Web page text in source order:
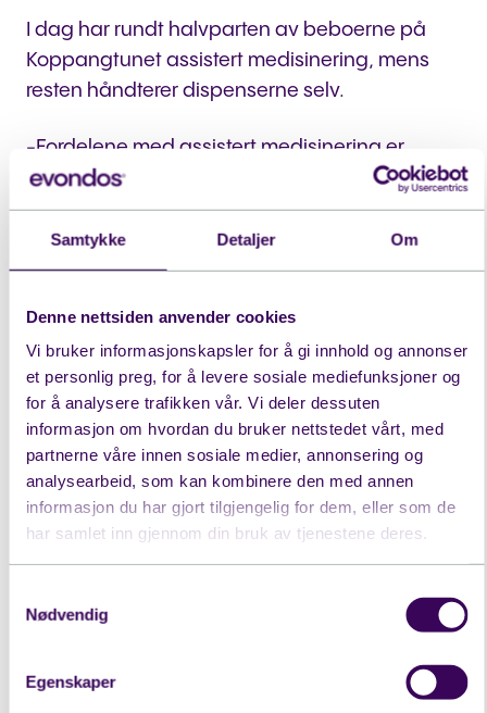
Samtykke Detaljer Om
Denne nettsiden anvender cookies
Vi bruker informasjonskapsler for å gi innhold og annonser
et personlig preg, for å levere sosiale mediefunksjoner og
for å analysere trafikken vår. Vi deler dessuten
informasjon om hvordan du bruker nettstedet vårt, med
partnerne våre innen sosiale medier, annonsering og
analysearbeid, som kan kombinere den med annen
informasjon du har gjort tilgjengelig for dem, eller som de
har samlet inn gjennom din bruk av tjenestene deres.
Nødvendig
Egenskaper
I dag har rundt halvparten av beboerne på
Koppangtunet assistert medisinering, mens
resten håndterer dispenserne selv.
-Fordelene med assistert medisinering er
mange. For ansatte betyr det mindre stress,
færre feil og et mer forutsigbart arbeid. For
brukerne betyr det trygghet i at de får riktig
medisin til riktig tid. Vi får varsler på
gjør at vi kan følge opp umiddelbart. Det gir
oss en trygghet i hverdagen, sier Laila.
Evondos medisindispenser: En naturlig del av
tjenesten
I Eidskog er elektronisk medisineringsstøtte nå
førstevalget for alle med behov for
medisineringsstøtte. Tidligere brukte
gevinstanalyser – men det har de sluttet med.
–Erfaringene våre er så gode at vi ikke trenger
det lenger. Evondos medisindispenser har blitt